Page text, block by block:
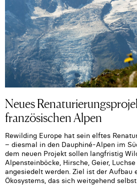
Neues
französischen Alpen
Rewilding Europe hat sein elftes
– diesmal in den Dauphiné-Alpen im
dem neuen Projekt sollen langfristig
Alpensteinböcke, Hirsche, Geier,
angesiedelt werden. Ziel ist der Aufbau
Ökosystems, das sich weitgehend